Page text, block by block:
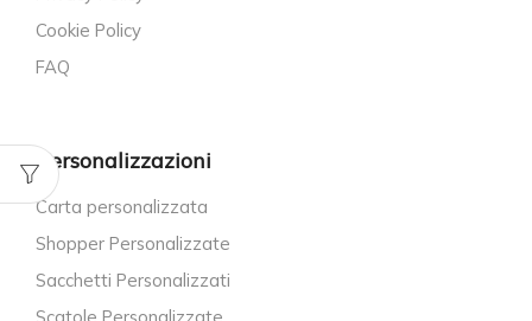
Cookie Policy
FAQ
Personalizzazioni
Carta personalizzata
Shopper Personalizzate
Sacchetti Personalizzati
Scatole Personalizzate